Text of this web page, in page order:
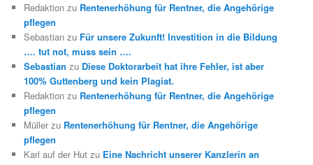
Redaktion zu Rentenerhöhung für Rentner, die Angehörige
pflegen
Sebastian zu Für unsere Zukunft! Investition in die Bildung
…. tut not, muss sein ….
Sebastian zu Diese Doktorarbeit hat ihre Fehler, ist aber
100% Guttenberg und kein Plagiat.
Redaktion zu Rentenerhöhung für Rentner, die Angehörige
pflegen
Müller zu Rentenerhöhung für Rentner, die Angehörige
pflegen
Karl auf der Hut zu Eine Nachricht unserer Kanzlerin an